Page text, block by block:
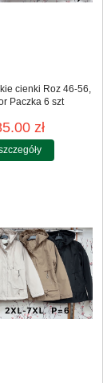
cienki Roz 46-56,
Paczka 6 szt
zł